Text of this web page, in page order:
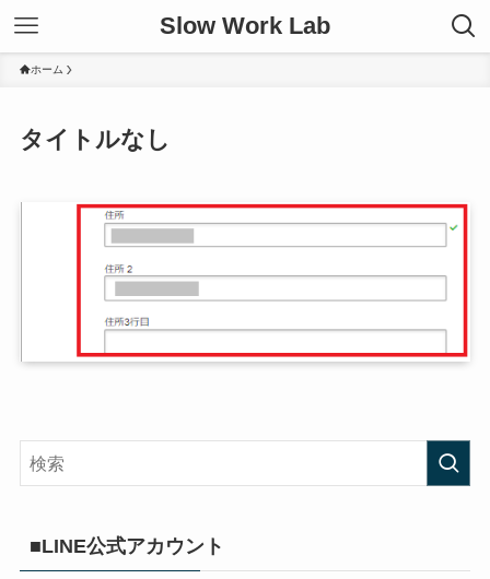
Slow Work Lab
ホーム
タイトルなし
■LINE公式アカウント